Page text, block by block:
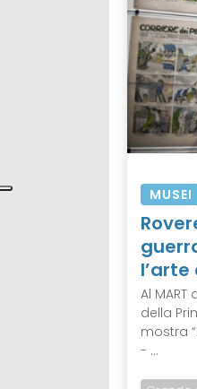
MUSEI
l’arte
Al
della
mostra
- ...